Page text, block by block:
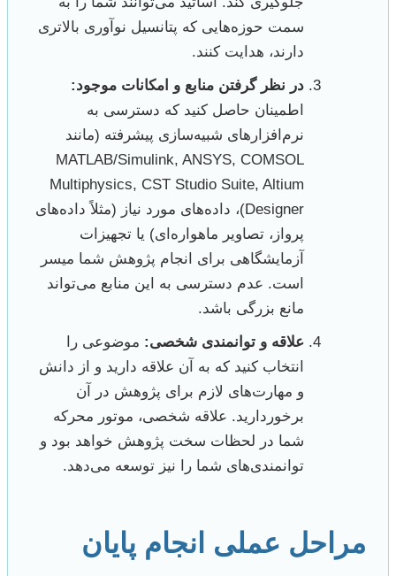
سمت حوزه‌هایی که پتانسیل نوآوری بالاتری
دارند، هدایت کنند.
در نظر گرفتن منابع و امکانات موجود:
اطمینان حاصل کنید که دسترسی به
نرم‌افزارهای شبیه‌سازی پیشرفته (مانند
MATLAB/Simulink, ANSYS, COMSOL
Multiphysics, CST Studio Suite, Altium
Designer)، داده‌های مورد نیاز (مثلاً داده‌های
پرواز، تصاویر ماهواره‌ای) یا تجهیزات
آزمایشگاهی برای انجام پژوهش شما میسر
است. عدم دسترسی به این منابع می‌تواند
مانع بزرگی باشد.
علاقه و توانمندی شخصی: موضوعی را
انتخاب کنید که به آن علاقه دارید و از دانش
و مهارت‌های لازم برای پژوهش در آن
برخوردارید. علاقه شخصی، موتور محرکه
شما در لحظات سخت پژوهش خواهد بود و
توانمندی‌های شما را نیز توسعه می‌دهد.
مراحل عملی انجام پایان